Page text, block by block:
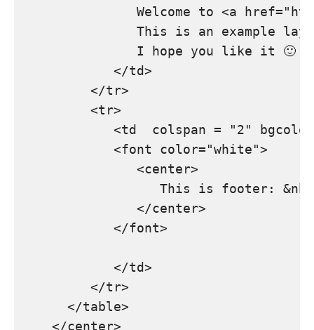
Welcome to <a
This is an example
               I hope you like it 🙂
            </td>
         </tr>
         <tr>
<td  colspan = "2"
            <font color="white">
               <center>
This is footer:
               </center>
            </font>
            </td>
         </tr>
      </table>
    </center>